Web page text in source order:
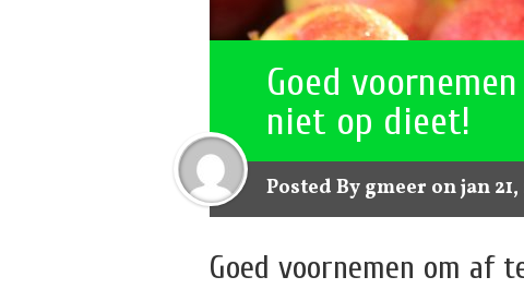
Goed
niet op dieet!
Posted By gmeer on jan
Goed voornemen om af